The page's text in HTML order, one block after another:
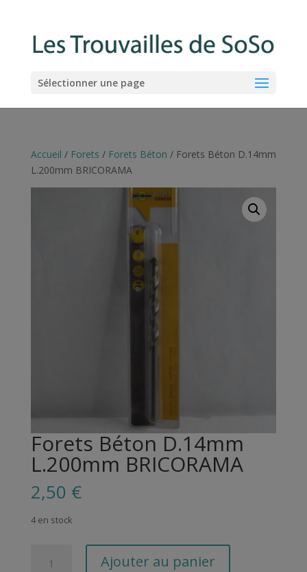
Sélectionner une page
Accueil / Forets / Forets Béton / Forets Béton D.14mm
L.200mm BRICORAMA
Forets Béton D.14mm
L.200mm BRICORAMA
2,50 €
4 en stock
Ajouter au panier